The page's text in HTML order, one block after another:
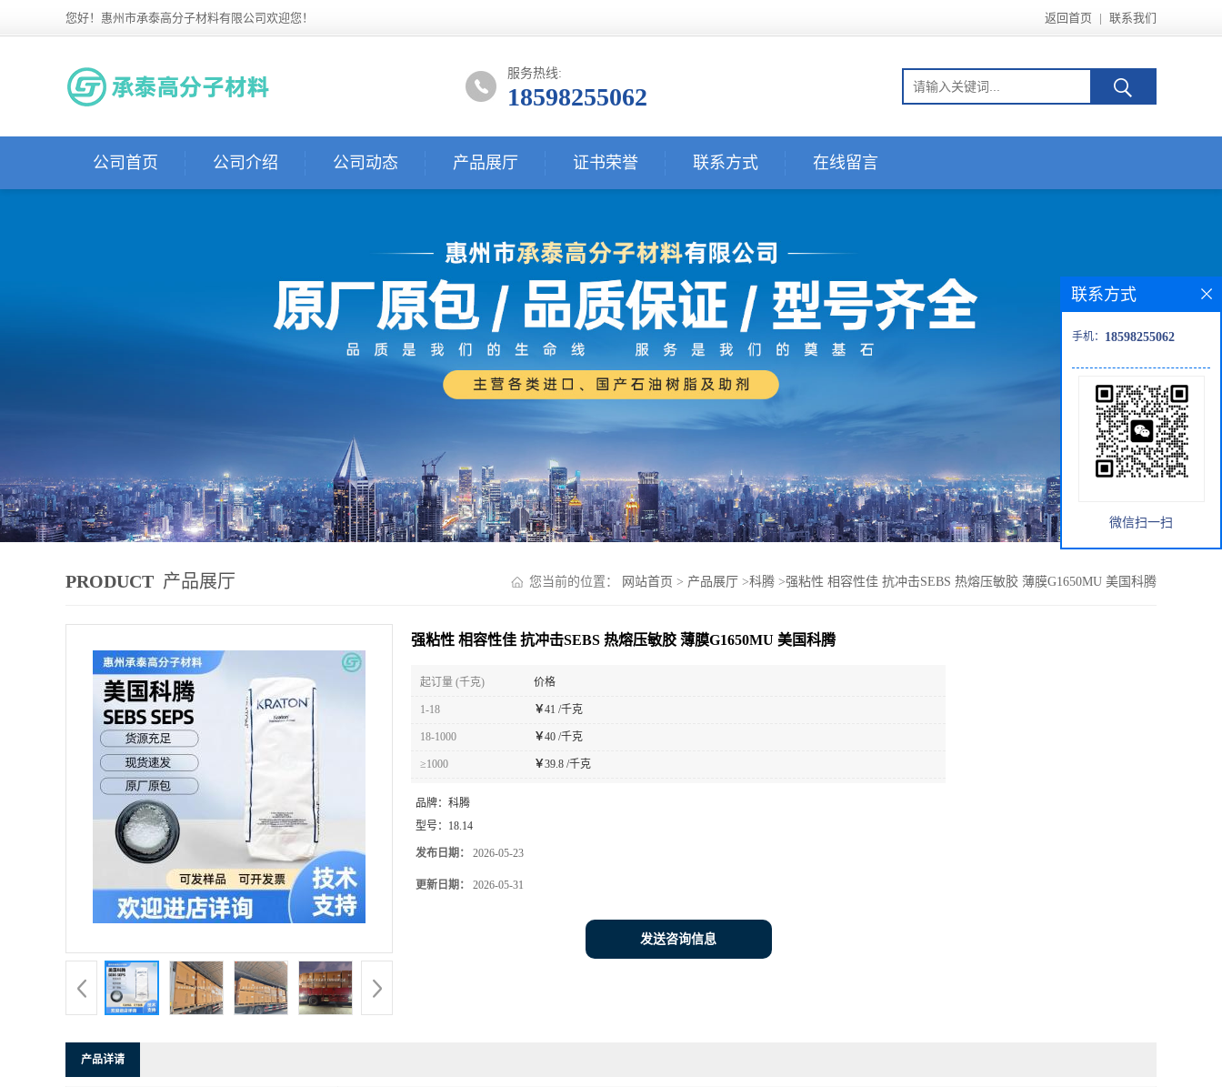
您好！惠州市承泰高分子材料有限公司欢迎您！ 返回首页 | 联系我们
服务热线:
18598255062
公司首页 公司介绍 公司动态 产品展厅 证书荣誉 联系方式 在线留言
PRODUCT 产品展厅 您当前的位置： 网站首页 > 产品展厅 >科腾 >强粘性 相容性佳 抗冲击SEBS 热熔压敏胶 薄膜G1650MU 美国科腾
强粘性 相容性佳 抗冲击SEBS 热熔压敏胶 薄膜G1650MU 美国科腾
起订量 (千克) 价格
1-18 ￥41 /千克
18-1000 ￥40 /千克
≥1000 ￥39.8 /千克
品牌： 科腾
型号： 18.14
发布日期： 2026-05-23
更新日期： 2026-05-31
发送咨询信息
产品详请
联系方式
手机： 18598255062
微信扫一扫